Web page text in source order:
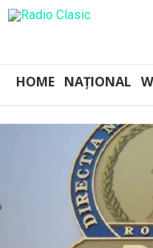
HOME NAȚIONAL